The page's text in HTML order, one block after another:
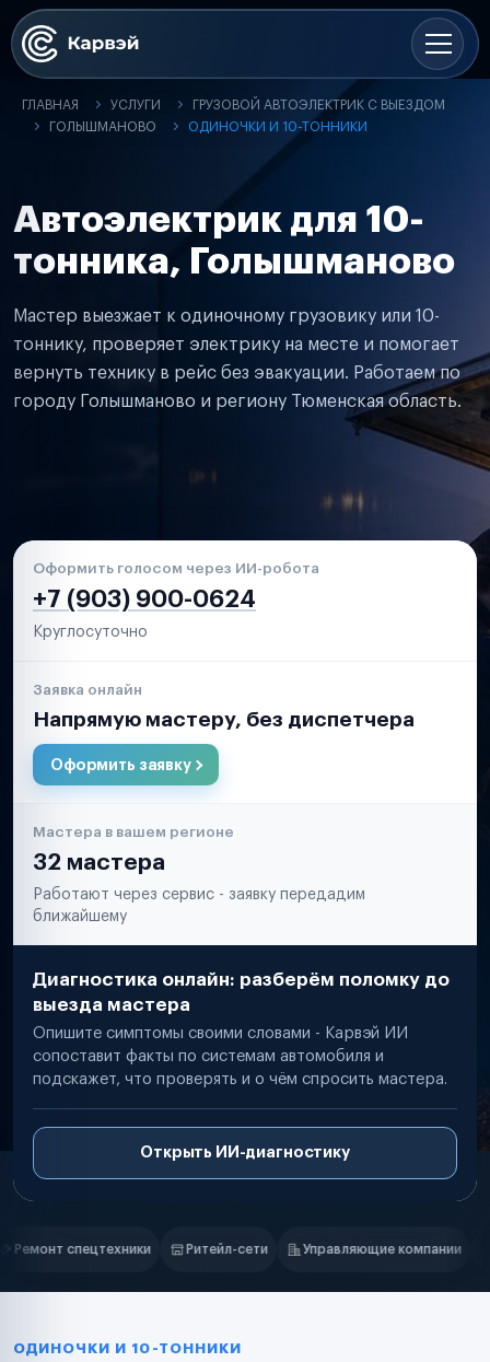
ГЛАВНАЯ УСЛУГИ
ГРУЗОВОЙ АВТОЭЛЕКТРИК С ВЫЕЗДОМ
ГОЛЫШМАНОВО
ОДИНОЧКИ И 10-ТОННИКИ
Автоэлектрик для 10-
тонника, Голышманово
Мастер выезжает к одиночному грузовику или 10-
тоннику, проверяет электрику на месте и помогает
вернуть технику в рейс без эвакуации. Работаем по
городу Голышманово и региону Тюменская область.
Оформить голосом через ИИ-робота
+7 (903) 900-0624
Круглосуточно
Заявка онлайн
Напрямую мастеру, без диспетчера
Оформить заявку
Мастера в вашем регионе
32 мастера
Работают через сервис - заявку передадим
ближайшему
Диагностика онлайн: разберём поломку до
выезда мастера
Опишите симптомы своими словами - Карвэй ИИ
сопоставит факты по системам автомобиля и
подскажет, что проверять и о чём спросить мастера.
Открыть ИИ-диагностику
Нам доверяют
сети Управляющие компании Страховые компании B2B-
Маркетплейсы
Таксопарки
ОДИНОЧКИ И 10-ТОННИКИ